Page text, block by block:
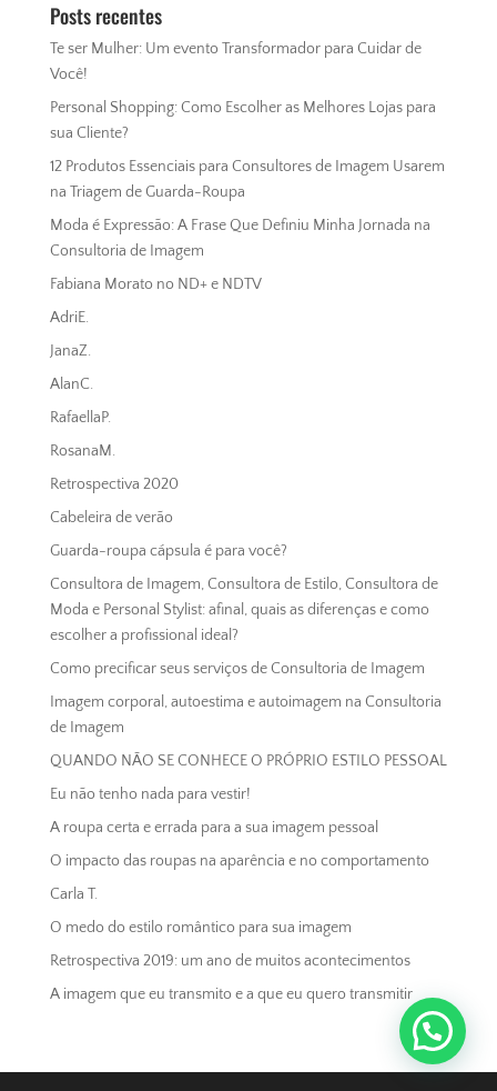
Posts recentes
Te ser Mulher: Um evento Transformador para Cuidar de
Você!
Personal Shopping: Como Escolher as Melhores Lojas para
sua Cliente?
12 Produtos Essenciais para Consultores de Imagem Usarem
na Triagem de Guarda-Roupa
Moda é Expressão: A Frase Que Definiu Minha Jornada na
Consultoria de Imagem
Fabiana Morato no ND+ e NDTV
AdriE.
JanaZ.
AlanC.
RafaellaP.
RosanaM.
Retrospectiva 2020
Cabeleira de verão
Guarda-roupa cápsula é para você?
Consultora de Imagem, Consultora de Estilo, Consultora de
Moda e Personal Stylist: afinal, quais as diferenças e como
escolher a profissional ideal?
Como precificar seus serviços de Consultoria de Imagem
Imagem corporal, autoestima e autoimagem na Consultoria
de Imagem
QUANDO NÃO SE CONHECE O PRÓPRIO ESTILO PESSOAL
Eu não tenho nada para vestir!
A roupa certa e errada para a sua imagem pessoal
O impacto das roupas na aparência e no comportamento
Carla T.
O medo do estilo romântico para sua imagem
Retrospectiva 2019: um ano de muitos acontecimentos
A imagem que eu transmito e a que eu quero transmitir